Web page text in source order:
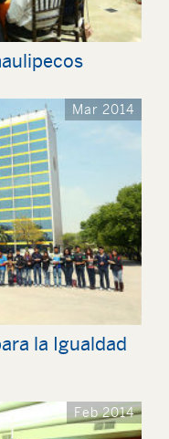
Mar 2014
la Igualdad
Feb 2014